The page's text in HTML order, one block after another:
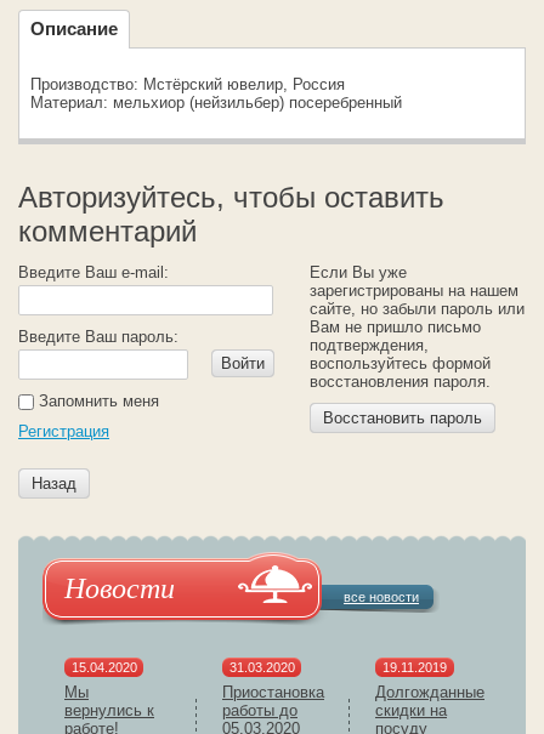
Описание
Производство: Мстёрский ювелир, Россия
Материал: мельхиор (нейзильбер) посеребренный
Авторизуйтесь, чтобы оставить
комментарий
Введите Ваш e-mail:
Введите Ваш пароль:
Войти
Запомнить меня
Регистрация
Если Вы уже
зарегистрированы на нашем
сайте, но забыли пароль или
Вам не пришло письмо
подтверждения,
воспользуйтесь формой
восстановления пароля.
Восстановить пароль
Назад
Новости все новости
15.04.2020
Мы
вернулись к
работе!
31.03.2020
Приостановка
работы до
05.03.2020
19.11.2019
Долгожданные
скидки на
посуду